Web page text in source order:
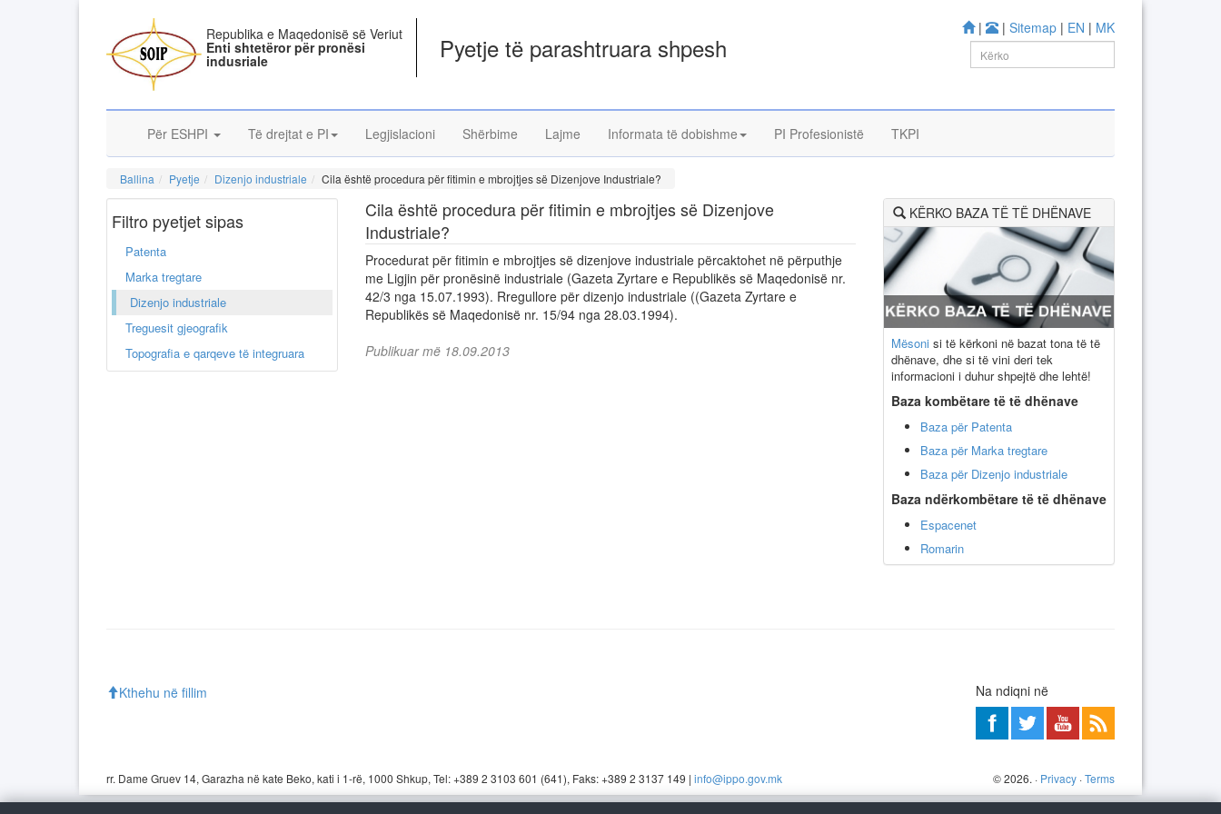
| | Sitemap | EN | MK
Republika e Maqedonisë së Veriut
Enti shtetëror për pronësi
indusriale Pyetje të parashtruara shpesh
Për ESHPI Të drejtat e PI Legjislacioni Shërbime Lajme Informata të dobishme PI Profesionistë TKPI
Ballina Pyetje Dizenjo industriale Cila është procedura për fitimin e mbrojtjes së Dizenjove Industriale?
Filtro pyetjet sipas
Patenta
Marka tregtare
Dizenjo industriale
Treguesit gjeografik
Topografia e qarqeve të integruara
Cila është procedura për fitimin e mbrojtjes së Dizenjove
Industriale?
Procedurat për fitimin e mbrojtjes së dizenjove industriale përcaktohet në përputhje
me Ligjin për pronësinë industriale (Gazeta Zyrtare e Republikës së Maqedonisë nr.
42/3 nga 15.07.1993). Rregullore për dizenjo industriale ((Gazeta Zyrtare e
Republikës së Maqedonisë nr. 15/94 nga 28.03.1994).
Publikuar më 18.09.2013
KËRKO BAZA TË TË DHËNAVE
Mësoni si të kërkoni në bazat tona të të
dhënave, dhe si të vini deri tek
informacioni i duhur shpejtë dhe lehtë!
Baza kombëtare të të dhënave
Baza për Patenta
Baza për Marka tregtare
Baza për Dizenjo industriale
Baza ndërkombëtare të të dhënave
Espacenet
Romarin
Kthehu në fillim Na ndiqni në
rr. Dame Gruev 14, Garazha në kate Beko, kati i 1-rë, 1000 Shkup, Tel: +389 2 3103 601 (641), Faks: +389 2 3137 149 | info@ippo.gov.mk ©2026. · Privacy ·Terms